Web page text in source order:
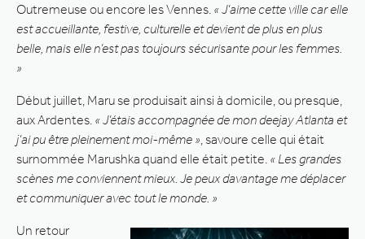
Outremeuse ou encore les Vennes. « J’aime cette ville car elle
est accueillante, festive, culturelle et devient de plus en plus
belle, mais elle n’est pas toujours sécurisante pour les femmes.
»
Début juillet, Maru se produisait ainsi à domicile, ou presque,
aux Ardentes. « J’étais accompagnée de mon deejay Atlanta et
j’ai pu être pleinement moi-même » , savoure celle qui était
surnommée Marushka quand elle était petite. « Les grandes
scènes me conviennent mieux. Je peux davantage me déplacer
et communiquer avec tout le monde. »
Un retour